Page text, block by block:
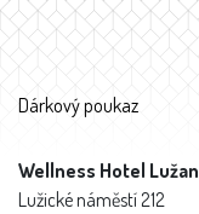
Dárkový poukaz
Wellness Hotel Lužan
Lužické náměstí 212